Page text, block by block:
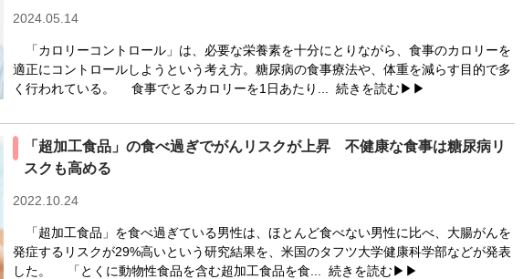
2024.05.14
「カロリーコントロール」は、必要な栄養素を十分にとりながら、食事のカロリーを
適正にコントロールしようという考え方。糖尿病の食事療法や、体重を減らす目的で多
く行われている。 食事でとるカロリーを1日あたり... 続きを読む▶▶
「超加工食品」の食べ過ぎでがんリスクが上昇 不健康な食事は糖尿病リ
スクも高める
2022.10.24
「超加工食品」を食べ過ぎている男性は、ほとんど食べない男性に比べ、大腸がんを
発症するリスクが29%高いという研究結果を、米国のタフツ大学健康科学部などが発表
した。 「とくに動物性食品を含む超加工食品を食... 続きを読む▶▶